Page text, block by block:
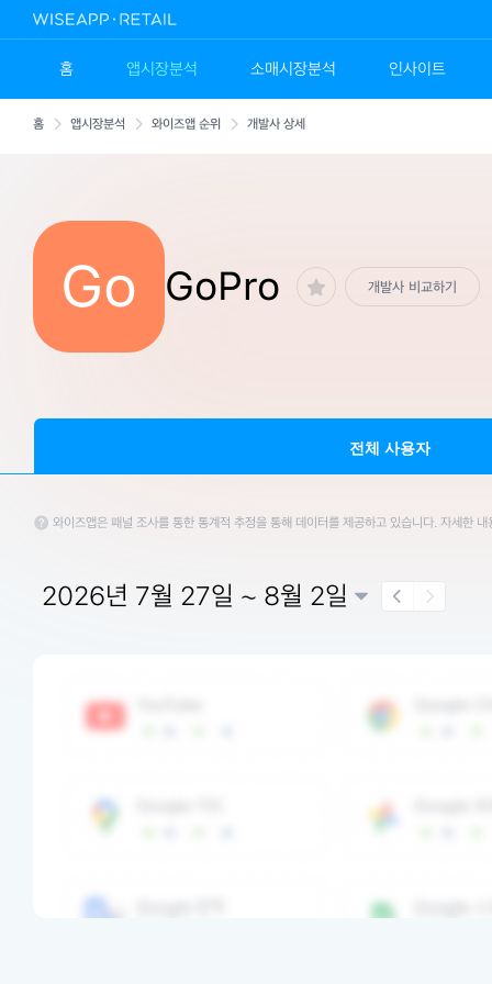
홈 앱시장분석 소매시장분석 인사이트
홈 앱시장분석 와이즈앱 순위 개발사 상세
Go GoPro 개발사 비교하기
전체 사용자
와이즈앱은 패널 조사를 통한 통계적 추정을 통해 데이터를 제공하고 있습니다. 자세한
2026년 7월 27일 ~ 8월 2일